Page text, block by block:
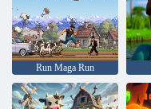
Run Maga Run